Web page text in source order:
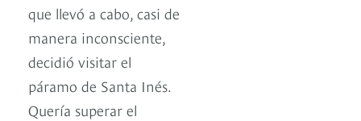
que llevó a cabo, casi de
manera inconsciente,
decidió visitar el
páramo de Santa Inés.
Quería superar el